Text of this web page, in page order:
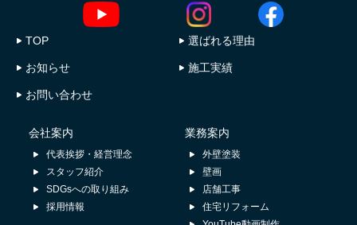
TOP 選ばれる理由
お知らせ 施工実績
お問い合わせ
会社案内
代表挨拶・経営理念
スタッフ紹介
SDGsへの取り組み
採用情報
業務案内
外壁塗装
壁画
店舗工事
住宅リフォーム